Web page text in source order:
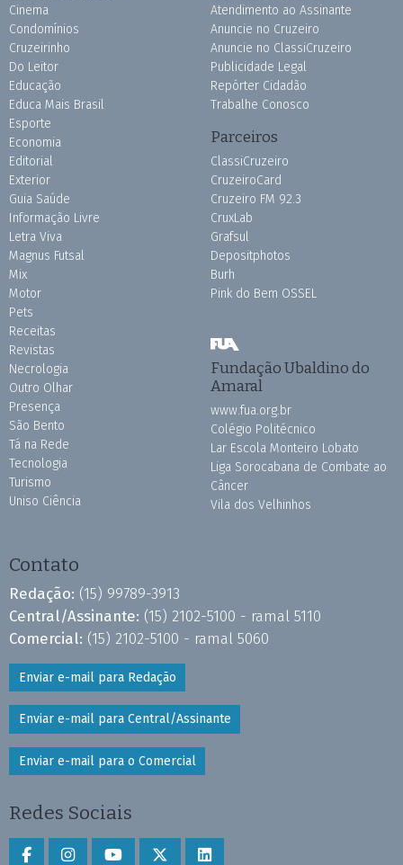
Cinema
Condomínios
Cruzeirinho
Do Leitor
Educação
Educa Mais Brasil
Esporte
Economia
Editorial
Exterior
Guia Saúde
Informação Livre
Letra Viva
Magnus Futsal
Mix
Motor
Pets
Receitas
Revistas
Necrologia
Outro Olhar
Presença
São Bento
Tá na Rede
Tecnologia
Turismo
Uniso Ciência
Atendimento ao Assinante
Anuncie no Cruzeiro
Anuncie no ClassiCruzeiro
Publicidade Legal
Repórter Cidadão
Trabalhe Conosco
Parceiros
ClassiCruzeiro
CruzeiroCard
Cruzeiro FM 92.3
CruxLab
Grafsul
Depositphotos
Burh
Pink do Bem OSSEL
Fundação Ubaldino do
Amaral
www.fua.org.br
Colégio Politécnico
Lar Escola Monteiro Lobato
Liga Sorocabana de Combate ao
Câncer
Vila dos Velhinhos
Contato
Redação: (15) 99789-3913
Central/Assinante: (15) 2102-5100 - ramal 5110
Comercial: (15) 2102-5100 - ramal 5060
Enviar e-mail para Redação
Enviar e-mail para Central/Assinante
Enviar e-mail para o Comercial
Redes Sociais